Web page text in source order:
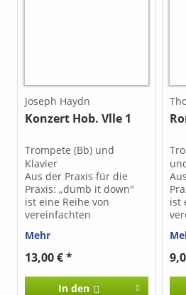
Joseph Haydn
Konzert Hob. Vlle 1
Trompete (Bb) und
Klavier
Aus der Praxis für die
Praxis: „dumb it down"
ist eine Reihe von
vereinfachten
Standardwerken
verschiedener
Instrumente, die auch
Klavierspielenden ohne
Studium die Möglichkeit
Mehr
13,00 € *
In den
ist